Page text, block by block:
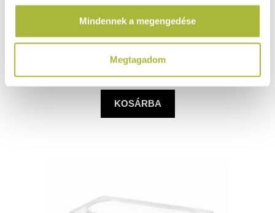
amelyeket Te adtál meg számukra vagy az általad
használt más szolgáltatásokból gyűjtöttek.
Mindennek a megengedése
Megtagadom
1.160
KOSÁRBA